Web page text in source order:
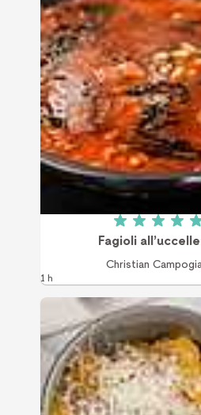
Betyg: 5
Fagioli
Christian
1 h